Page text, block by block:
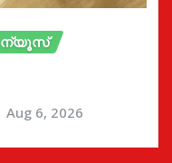
ന്യൂസ്
Aug 6, 2026